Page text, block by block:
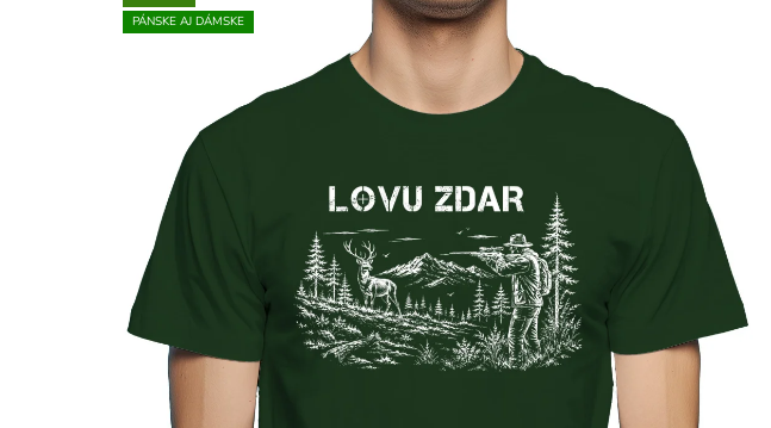
PÁNSKE AJ DÁMSKE